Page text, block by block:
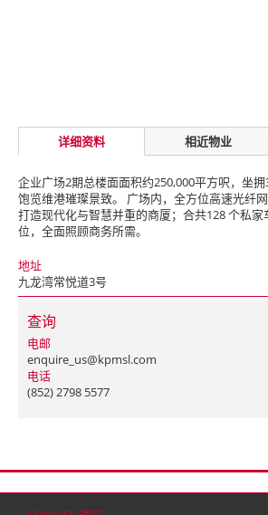
详细资料 相近物业
企业广场2期总楼面面积约250,000平方呎，坐拥
饱览维港璀璨景致。 广场内，全方位高速光纤网
打造现代化与智慧并重的商厦；合共128 个私
位，全面照顾商务所需。
地址
九龙湾常悦道3号
查询
电邮
enquire_us@kpmsl.com
电话
(852) 2798 5577